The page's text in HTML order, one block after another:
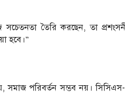
সচেতনতা তৈরি করছেন, তা
হবে।”
সমাজ পরিবর্তন সম্ভব নয়।